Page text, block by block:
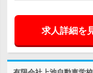
求人詳細を